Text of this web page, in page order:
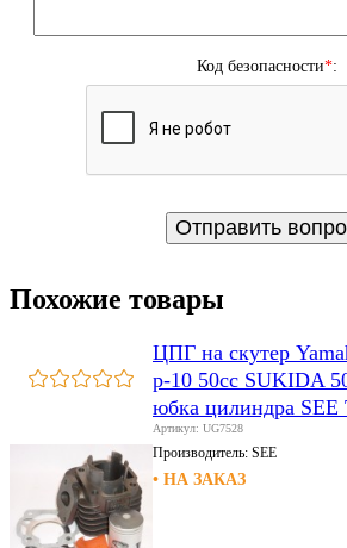
Код безопасности*:
Похожие товары
ЦПГ на скутер
p-10 50cc SUKIDA
юбка цилиндра SEE
Артикул: UG7528
Производитель: SEE
• НА ЗАКАЗ